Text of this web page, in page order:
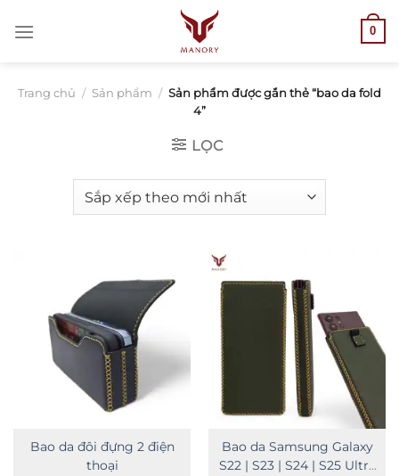
qua
0
Trang chủ / Sản phẩm / Sản phẩm được gắn thẻ “bao da fold
4”
LỌC
Bao da đôi đựng 2 điện
thoại
Bao da Samsung Galaxy
S22 | S23 | S24 | S25 Ultra